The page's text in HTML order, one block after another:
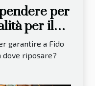
per
per il
garantire a Fido
dove riposare?